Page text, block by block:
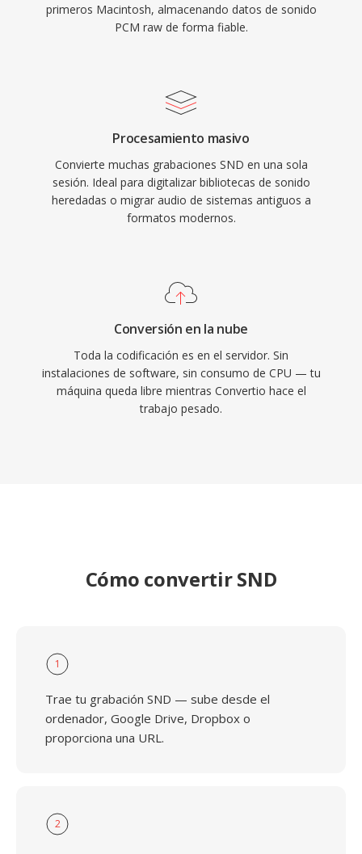
primeros Macintosh, almacenando datos de sonido
PCM raw de forma fiable.
Procesamiento masivo
Convierte muchas grabaciones SND en una sola
sesión. Ideal para digitalizar bibliotecas de sonido
heredadas o migrar audio de sistemas antiguos a
formatos modernos.
Conversión en la nube
Toda la codificación es en el servidor. Sin
instalaciones de software, sin consumo de CPU — tu
máquina queda libre mientras Convertio hace el
trabajo pesado.
Cómo convertir SND
1
Trae tu grabación SND — sube desde el
ordenador, Google Drive, Dropbox o
proporciona una URL.
2